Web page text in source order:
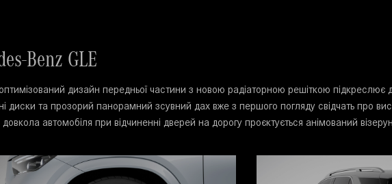
Benz GLE
дизайн передньої частини з новою радіаторною решіткою підкреслює
диски та прозорий панорамний зсувний дах вже з першого погляду свідчать про
автомобіля при відчиненні дверей на дорогу проєктується анімований